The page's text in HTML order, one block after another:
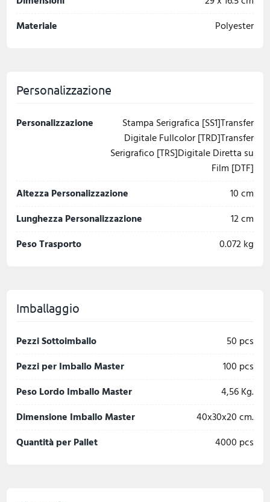
Materiale
Polyester
Personalizzazione
Personalizzazione
Stampa Serigrafica [SS1]Transfer
Digitale Fullcolor [TRD]Transfer
Serigrafico [TRS]Digitale Diretta su
Film [DTF]
Altezza Personalizzazione
10 cm
Lunghezza Personalizzazione
12 cm
Peso Trasporto
0.072 kg
Imballaggio
Pezzi Sottoimballo
50 pcs
Pezzi per Imballo Master
100 pcs
Peso Lordo Imballo Master
4,56 Kg.
Dimensione Imballo Master
40x30x20 cm.
Quantità per Pallet
4000 pcs